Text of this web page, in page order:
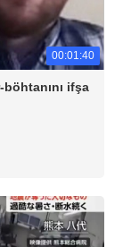
00:01:40
böhtanını ifşa